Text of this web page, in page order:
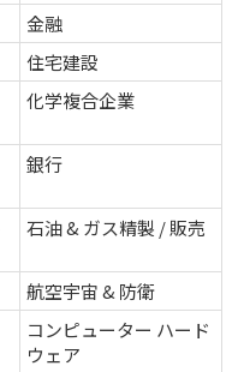
金融
住宅建設
化学複合企業
銀行
石油 & ガス精製 / 販売
航空宇宙 & 防衛
コンピューター ハード
ウェア